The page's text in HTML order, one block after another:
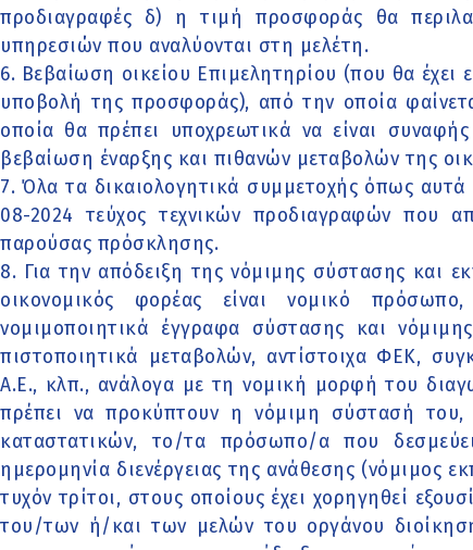
προδιαγραφές δ) η τιμή προσφοράς θα
υπηρεσιών που αναλύονται στη μελέτη.
6. Βεβαίωση οικείου Επιμελητηρίου (που θα έχει
υποβολή της προσφοράς), από την οποία
οποία θα πρέπει υποχρεωτικά να είναι
βεβαίωση έναρξης και πιθανών μεταβολών της
7. Όλα τα δικαιολογητικά συμμετοχής όπως
08-2024 τεύχος τεχνικών προδιαγραφών που
παρούσας πρόσκλησης.
8. Για την απόδειξη της νόμιμης σύστασης και
οικονομικός φορέας είναι νομικό
νομιμοποιητικά έγγραφα σύστασης και
πιστοποιητικά μεταβολών, αντίστοιχα ΦΕΚ,
Α.Ε., κλπ., ανάλογα με τη νομική μορφή του
πρέπει να προκύπτουν η νόμιμη σύστασή του,
καταστατικών, το/τα πρόσωπο/α που
ημερομηνία διενέργειας της ανάθεσης (νόμιμος
τυχόν τρίτοι, στους οποίους έχει χορηγηθεί
του/των ή/και των μελών του οργάνου